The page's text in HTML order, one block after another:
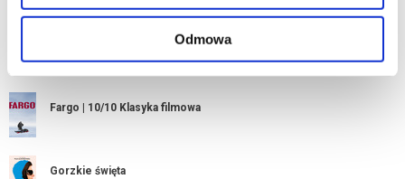
Odmowa
Fargo | 10/10 Klasyka filmowa
Gorzkie święta